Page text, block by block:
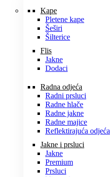
Kape
Pletene kape
Šeširi
Šilterice
Flis
Jakne
Dodaci
Radna odjeća
Radni prsluci
Radne hlače
Radne jakne
Radne majice
Reflektirajuća odjeća
Jakne i prsluci
Jakne
Premium
Prsluci